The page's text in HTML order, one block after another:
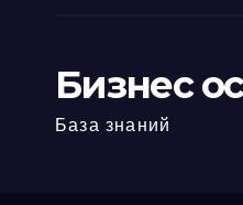
Бизнес
База знаний